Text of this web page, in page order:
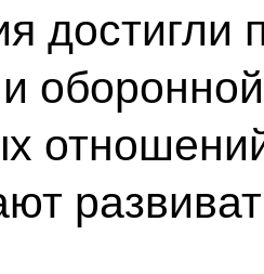
достигли
и